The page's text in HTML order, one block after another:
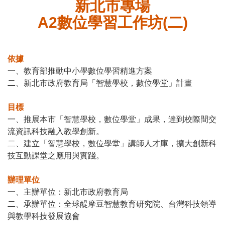
新北市專場
A2數位學習工作坊(二)
依據
一、教育部推動中小學數位學習精進方案
二、新北市政府教育局「智慧學校，數位學堂」計畫
目標
一、推展本市「智慧學校，數位學堂」成果，達到校際間交
流資訊科技融入教學創新。
二、建立「智慧學校，數位學堂」講師人才庫，擴大創新科
技互動課堂之應用與實踐。
辦理單位
一、主辦單位：新北市政府教育局
二、承辦單位：全球醍摩豆智慧教育研究院、台灣科技領導
與教學科技發展協會